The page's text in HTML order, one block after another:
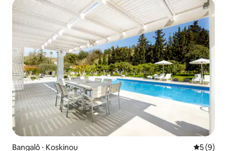
Bangalô ⋅ Koskinou 5 de
5 (9)